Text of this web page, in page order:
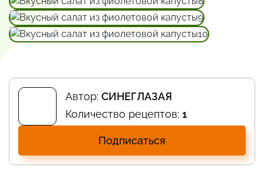
Автор: СИНЕГЛАЗАЯ
Количество рецептов: 1
Подписаться